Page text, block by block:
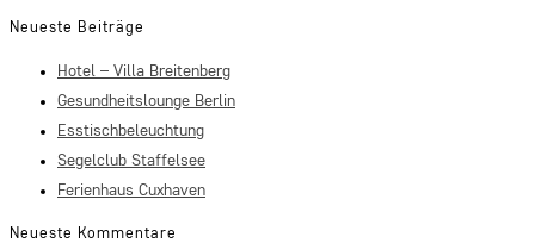
Neueste Beiträge
Hotel – Villa Breitenberg
Gesundheitslounge Berlin
Esstischbeleuchtung
Segelclub Staffelsee
Ferienhaus Cuxhaven
Neueste Kommentare